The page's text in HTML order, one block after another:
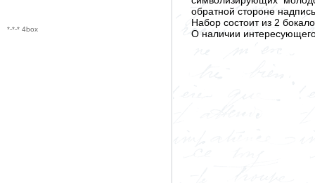
*-*-* 4box
обратной стороне
Набор состоит из 2
О наличии